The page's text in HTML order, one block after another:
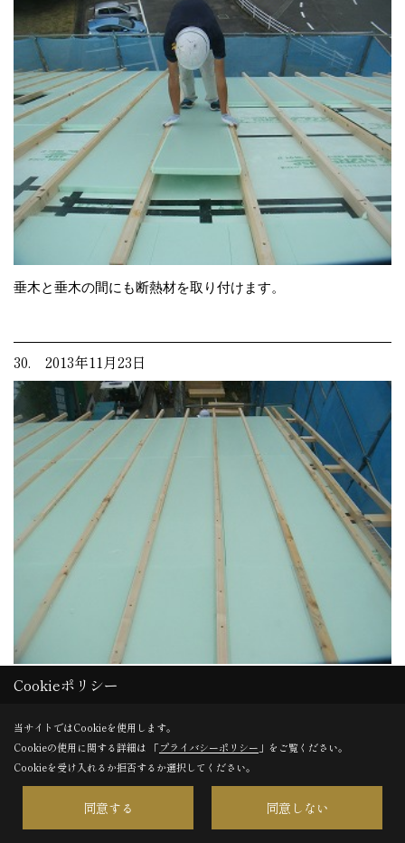
垂木と垂木の間にも断熱材を取り付けます。
30. 2013年11月23日
取り付け完了。
31. 2013年11月25日
Cookieポリシー
当サイトではCookieを使用します。
Cookieの使用に関する詳細は 「プライバシーポリシー 」をご覧ください。
Cookieを受け入れるか拒否するか選択してください。
同意する 同意しない